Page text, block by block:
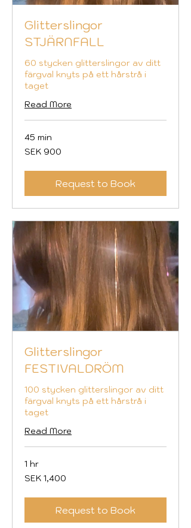
Glitterslingor
STJÄRNFALL
60 stycken glitterslingor av ditt
färgval knyts på ett hårstrå i
taget
Read More
45 min
900
Swedish
SEK 900
Request to Book
Glitterslingor
FESTIVALDRÖM
100 stycken glitterslingor av ditt
färgval knyts på ett hårstrå i
taget
Read More
1 hr
1,400
Swedish
SEK 1,400
Request to Book